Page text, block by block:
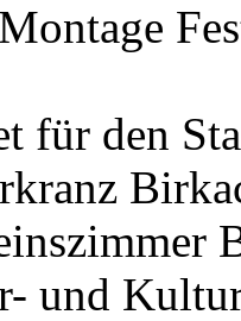
für den
und